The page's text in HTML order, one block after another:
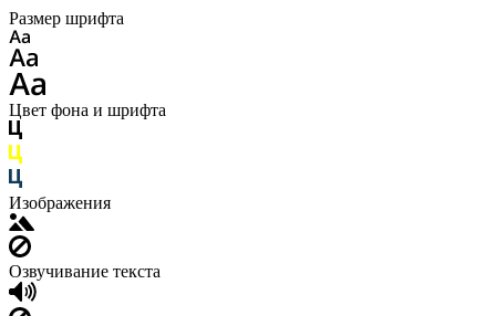
Размер шрифта
Цвет фона и шрифта
Изображения
Озвучивание текста